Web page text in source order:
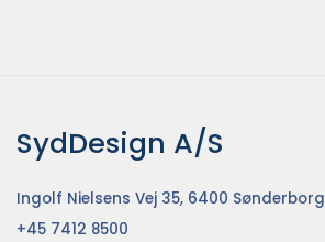
SydDesign A/S
Ingolf Nielsens Vej 35, 6400 Sønderborg
+45 7412 8500